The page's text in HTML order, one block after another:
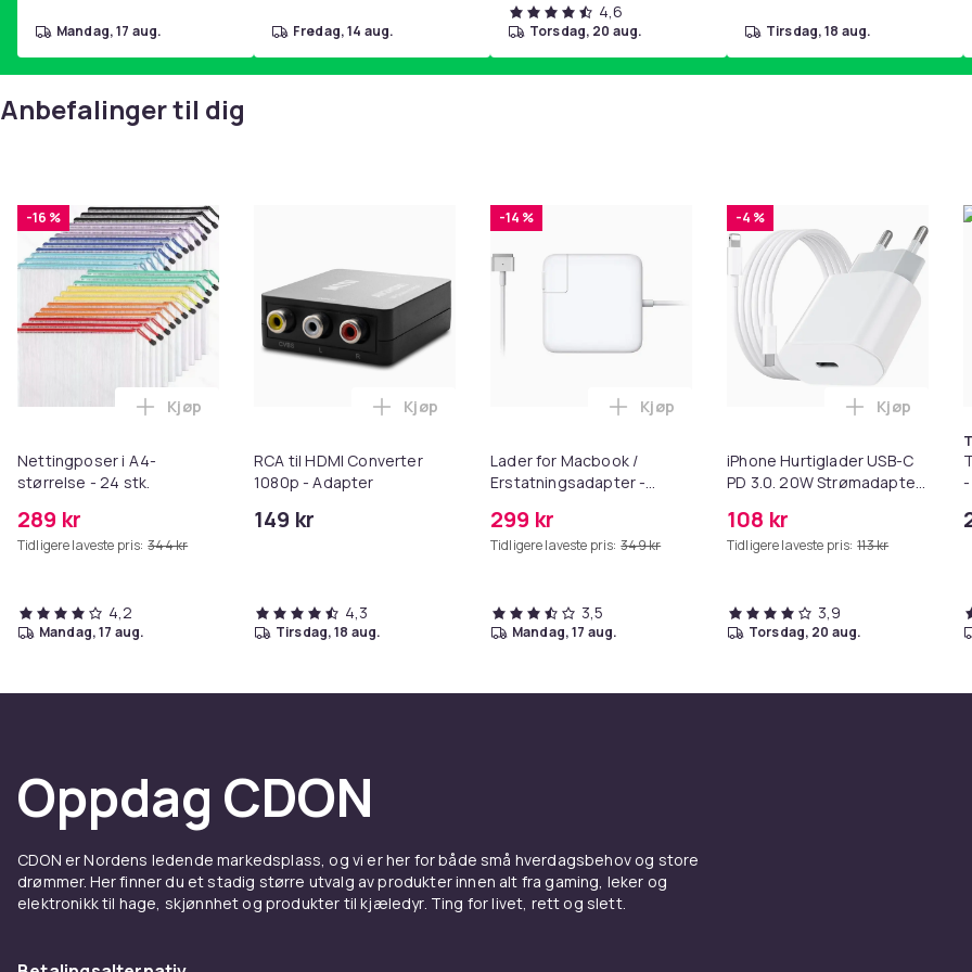
mandag, 17 aug. fredag, 14 aug.
4,6
torsdag, 20 aug. tirsdag, 18 aug.
Anbefalinger til dig
-16 %
Nettingposer i A4-
størrelse - 24 stk.
289 kr
Tidligere laveste pris: 344 kr
Legg Nettingposer i A4-størrelse - 24 stk. i handlekurven
Kjøp
4,2
mandag, 17 aug.
RCA til HDMI Converter
1080p - Adapter
149 kr
Legg RCA til HDMI Converter 1080p - Adapter i handlekurven
Kjøp
4,3
tirsdag, 18 aug.
-14 %
Lader for Macbook /
Erstatningsadapter -
299 kr
Tidligere laveste pris: 349 kr
Legg Lader for Macbook /
Kjøp
3,5
mandag, 17 aug.
-4 %
iPhone Hurtiglader USB-C
PD 3.0. 20W Strømadapter
108 kr
Tidligere laveste pris: 113 kr
Legg
Kjøp
3,9
torsdag, 20 aug.
-
Oppdag CDON
CDON er Nordens ledende markedsplass, og vi er her for både små hverdagsbehov og store
drømmer. Her finner du et stadig større utvalg av produkter innen alt fra gaming, leker og
elektronikk til hage, skjønnhet og produkter til kjæledyr. Ting for livet, rett og slett.